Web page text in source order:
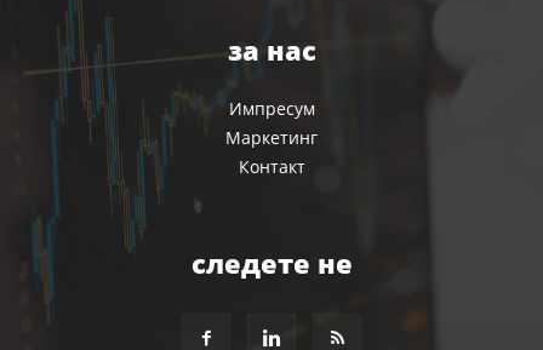
за нас
Импресум
Маркетинг
Контакт
следете не